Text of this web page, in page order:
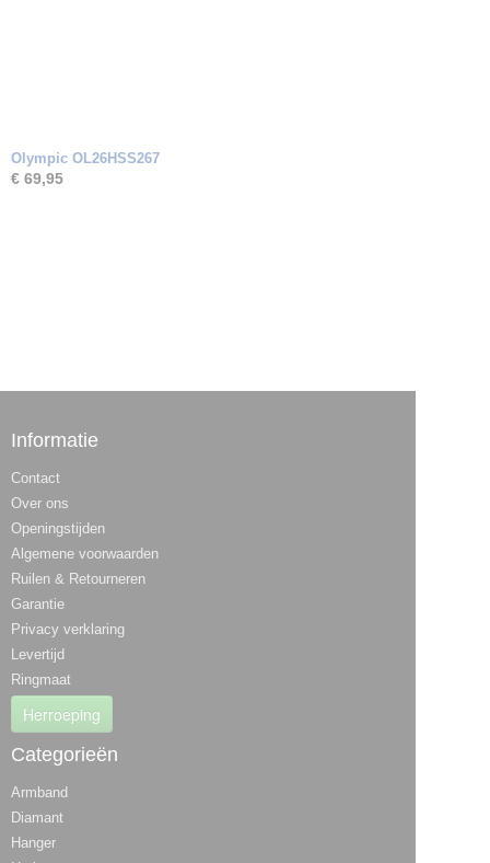
Olympic OL26HSS267
€ 69,95
Informatie
Contact
Over ons
Openingstijden
Algemene voorwaarden
Ruilen & Retourneren
Garantie
Privacy verklaring
Levertijd
Ringmaat
Herroeping
Categorieën
Armband
Diamant
Hanger